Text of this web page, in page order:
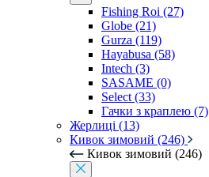
Fishing Roi (27)
Globe (21)
Gurza (119)
Hayabusa (58)
Intech (3)
SASAME (0)
Select (33)
Гачки з краплею (7)
Жерлиці (13)
Кивок зимовий (246)
Кивок зимовий (246)